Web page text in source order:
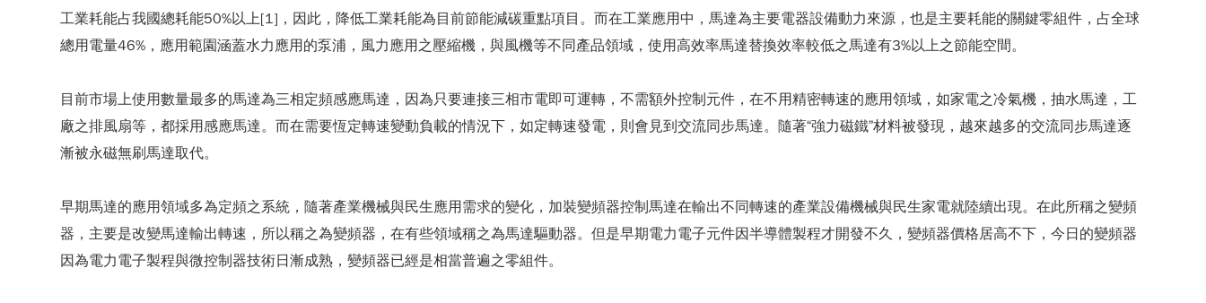
工業耗能占我國總耗能50%以上[1]，因此，降低工業耗能為目前節能減碳重點項目。而在工業應用中，馬達為主要電器設備動力來源，也是主要耗能的關鍵零組件，占全球
總用電量46%，應用範園涵蓋水力應用的泵浦，風力應用之壓縮機，與風機等不同產品領域，使用高效率馬達替換效率較低之馬達有3%以上之節能空間。
目前市場上使用數量最多的馬達為三相定頻感應馬達，因為只要連接三相市電即可運轉，不需額外控制元件，在不用精密轉速的應用領域，如家電之冷氣機，抽水馬達，工
廠之排風扇等，都採用感應馬達。而在需要恆定轉速變動負載的情況下，如定轉速發電，則會見到交流同步馬達。隨著“強力磁鐵”材料被發現，越來越多的交流同步馬達逐
漸被永磁無刷馬達取代。
早期馬達的應用領域多為定頻之系統，隨著產業機械與民生應用需求的變化，加裝變頻器控制馬達在輸出不同轉速的產業設備機械與民生家電就陸續出現。在此所稱之變頻
器，主要是改變馬達輸出轉速，所以稱之為變頻器，在有些領域稱之為馬達驅動器。但是早期電力電子元件因半導體製程才開發不久，變頻器價格居高不下，今日的變頻器
因為電力電子製程與微控制器技術日漸成熟，變頻器已經是相當普遍之零組件。